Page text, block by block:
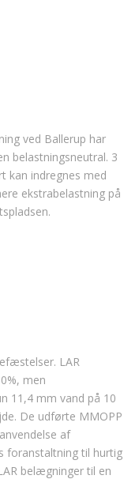
ved Ballerup har
belastningsneutral. 3
kan indregnes med
ekstrabelastning på
LAR
men
11,4 mm vand på 10
De udførte MMOPP
af
foranstaltning til hurtig
belægninger til en